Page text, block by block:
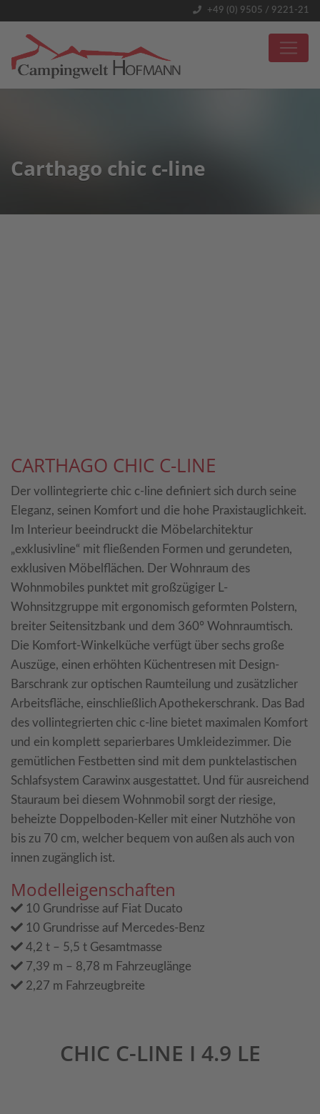
+49 (0) 9505 / 9221-21
Carthago chic c-line
CARTHAGO CHIC C-LINE
Der vollintegrierte chic c-line definiert sich durch seine
Eleganz, seinen Komfort und die hohe Praxistauglichkeit.
Im Interieur beeindruckt die Möbelarchitektur
„exklusivline“ mit fließenden Formen und gerundeten,
exklusiven Möbelflächen. Der Wohnraum des
Wohnmobiles punktet mit großzügiger L-
Wohnsitzgruppe mit ergonomisch geformten Polstern,
breiter Seitensitzbank und dem 360° Wohnraumtisch.
Die Komfort-Winkelküche verfügt über sechs große
Auszüge, einen erhöhten Küchentresen mit Design-
Barschrank zur optischen Raumteilung und zusätzlicher
Arbeitsfläche, einschließlich Apothekerschrank. Das Bad
des vollintegrierten chic c-line bietet maximalen Komfort
und ein komplett separierbares Umkleidezimmer. Die
gemütlichen Festbetten sind mit dem punktelastischen
Schlafsystem Carawinx ausgestattet. Und für ausreichend
Stauraum bei diesem Wohnmobil sorgt der riesige,
beheizte Doppelboden-Keller mit einer Nutzhöhe von
bis zu 70 cm, welcher bequem von außen als auch von
innen zugänglich ist.
Modelleigenschaften
10 Grundrisse auf Fiat Ducato
10 Grundrisse auf Mercedes-Benz
4,2 t – 5,5 t Gesamtmasse
7,39 m – 8,78 m Fahrzeuglänge
2,27 m Fahrzeugbreite
CHIC C-LINE I 4.9 LE